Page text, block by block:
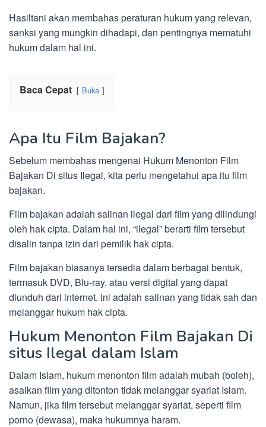
Hasiltani akan membahas peraturan hukum yang relevan,
sanksi yang mungkin dihadapi, dan pentingnya mematuhi
hukum dalam hal ini.
Baca Cepat Buka
Apa Itu Film Bajakan?
Sebelum membahas mengenai Hukum Menonton Film
Bajakan Di situs Ilegal, kita perlu mengetahui apa itu film
bajakan.
Film bajakan adalah salinan ilegal dari film yang dilindungi
oleh hak cipta. Dalam hal ini, “ilegal” berarti film tersebut
disalin tanpa izin dari pemilik hak cipta.
Film bajakan biasanya tersedia dalam berbagai bentuk,
termasuk DVD, Blu-ray, atau versi digital yang dapat
diunduh dari internet. Ini adalah salinan yang tidak sah dan
melanggar hukum hak cipta.
Hukum Menonton Film Bajakan Di
situs Ilegal dalam Islam
Dalam Islam, hukum menonton film adalah mubah (boleh),
asalkan film yang ditonton tidak melanggar syariat Islam.
Namun, jika film tersebut melanggar syariat, seperti film
porno (dewasa), maka hukumnya haram.